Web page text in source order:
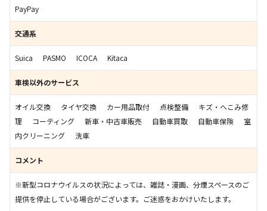
PayPay
交通系
Suica PASMO ICOCA Kitaca
車検以外のサービス
オイル交換 タイヤ交換 カー用品取付 点検整備
キズ・へこみ修
理
コーティング 新車・中古車販売 自動車買取 自動車保険
室
内クリーニング
洗車
コメント
※新型コロナウイルスの状況によっては、雑誌・漫画、分煙スペースのご
提供を停止している場合がございます。ご迷惑をおかけいたします。